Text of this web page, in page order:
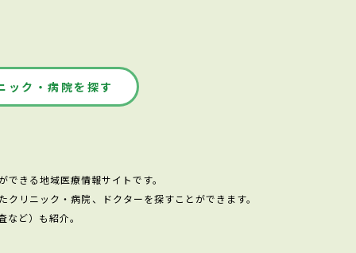
ック・病院を探す
きる地域医療情報サイトです。
リニック・病院、ドクターを探すことができます。
ど）も紹介。